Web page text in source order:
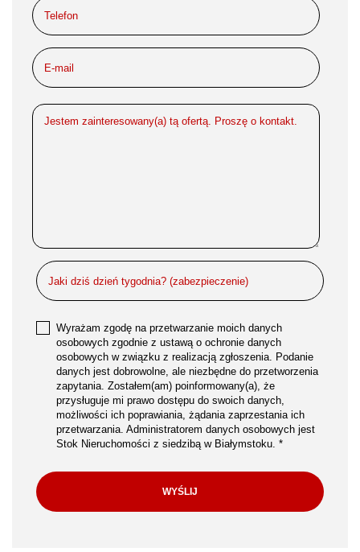
Wyrażam zgodę na przetwarzanie moich danych
osobowych zgodnie z ustawą o ochronie danych
osobowych w związku z realizacją zgłoszenia. Podanie
danych jest dobrowolne, ale niezbędne do przetworzenia
zapytania. Zostałem(am) poinformowany(a), że
przysługuje mi prawo dostępu do swoich danych,
możliwości ich poprawiania, żądania zaprzestania ich
przetwarzania. Administratorem danych osobowych jest
Stok Nieruchomości z siedzibą w Białymstoku. *